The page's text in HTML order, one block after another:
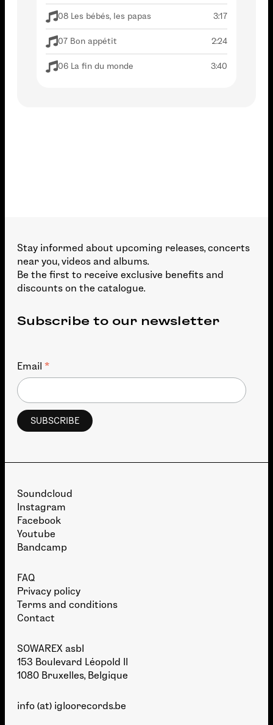
08 Les bébés, les papas 3:17
07 Bon appétit 2:24
06 La fin du monde 3:40
Stay informed about upcoming releases, concerts
near you, videos and albums.
Be the first to receive exclusive benefits and
discounts on the catalogue.
Subscribe to our newsletter
Email *
Soundcloud
Instagram
Facebook
Youtube
Bandcamp
FAQ
Privacy policy
Terms and conditions
Contact
SOWAREX asbl
153 Boulevard Léopold II
1080 Bruxelles, Belgique
info (at) igloorecords.be